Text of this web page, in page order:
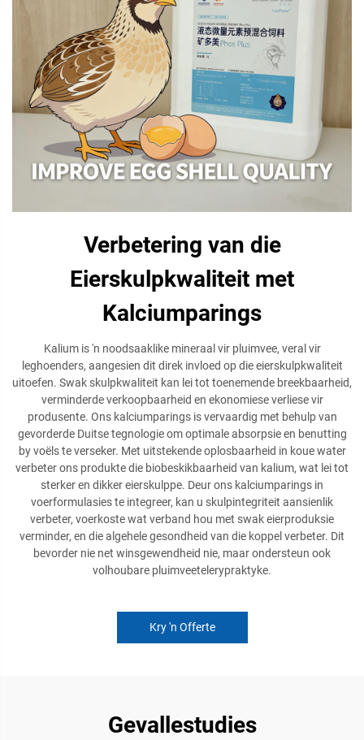
Verbetering van die
Eierskulpkwaliteit met
Kalciumparings
Kalium is 'n noodsaaklike mineraal vir pluimvee, veral vir
leghoenders, aangesien dit direk invloed op die eierskulpkwaliteit
uitoefen. Swak skulpkwaliteit kan lei tot toenemende breekbaarheid,
verminderde verkoopbaarheid en ekonomiese verliese vir
produsente. Ons kalciumparings is vervaardig met behulp van
gevorderde Duitse tegnologie om optimale absorpsie en benutting
by voëls te verseker. Met uitstekende oplosbaarheid in koue water
verbeter ons produkte die biobeskikbaarheid van kalium, wat lei tot
sterker en dikker eierskulppe. Deur ons kalciumparings in
voerformulasies te integreer, kan u skulpintegriteit aansienlik
verbeter, voerkoste wat verband hou met swak eierproduksie
verminder, en die algehele gesondheid van die koppel verbeter. Dit
bevorder nie net winsgewendheid nie, maar ondersteun ook
volhoubare pluimveetelerypraktyke.
Kry 'n Offerte
Gevallestudies